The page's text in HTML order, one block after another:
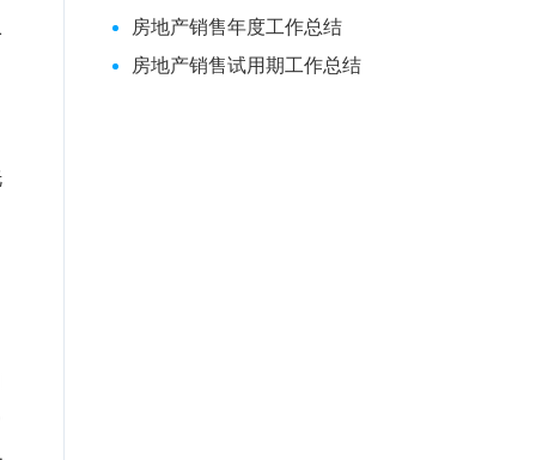
房地产销售年度工作总结
房地产销售试用期工作总结